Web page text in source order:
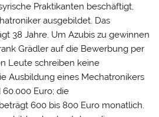
Praktikanten beschäftigt,
ausgebildet. Das
38 Jahre. Um Azubis zu gewinnen
Grädler auf die Bewerbung per
Leute schreiben keine
Ausbildung eines Mechatronikers
Euro; die
600 bis 800 Euro monatlich.